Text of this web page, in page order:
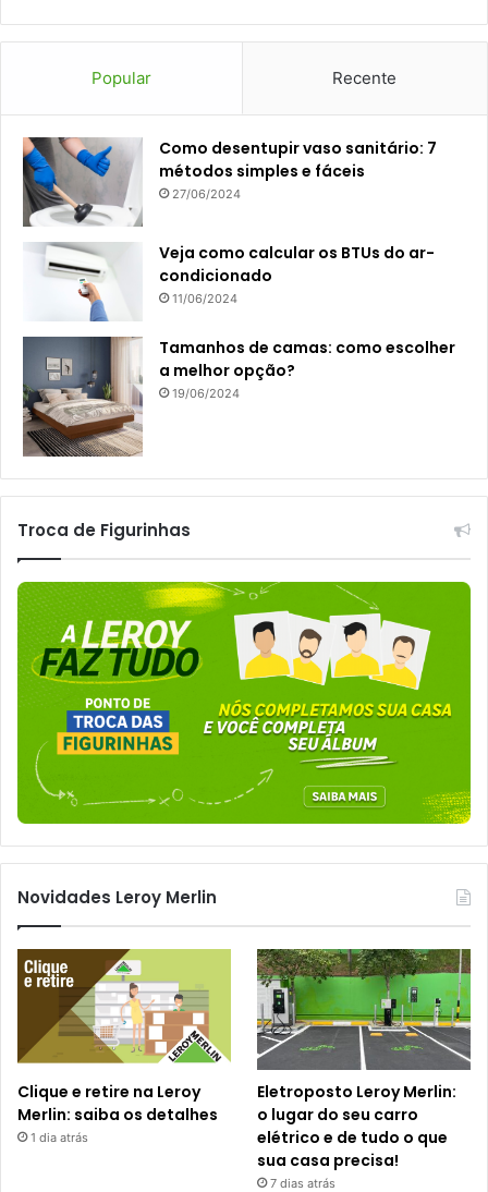
Popular Recente
Como desentupir vaso sanitário: 7
métodos simples e fáceis
27/06/2024
Veja como calcular os BTUs do ar-
condicionado
11/06/2024
Tamanhos de camas: como escolher
a melhor opção?
19/06/2024
Troca de Figurinhas
Novidades Leroy Merlin
Clique e retire na Leroy
Merlin: saiba os detalhes
1 dia atrás
Eletroposto Leroy Merlin:
o lugar do seu carro
elétrico e de tudo o que
sua casa precisa!
7 dias atrás